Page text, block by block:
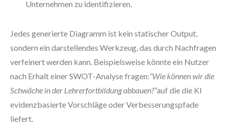
Unternehmen zu identifizieren.
Jedes generierte Diagramm ist kein statischer Output,
sondern ein darstellendes Werkzeug, das durch Nachfragen
verfeinert werden kann. Beispielsweise könnte ein Nutzer
nach Erhalt einer SWOT-Analyse fragen:“Wie können wir die
Schwäche in der Lehrerfortbildung abbauen?”auf die die KI
evidenzbasierte Vorschläge oder Verbesserungspfade
liefert.